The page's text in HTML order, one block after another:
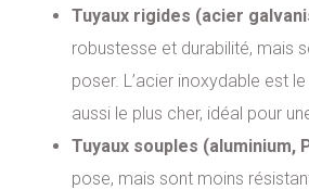
Tuyaux rigides (acier
robustesse et durabilité, mais
poser. L’acier inoxydable est
aussi le plus cher, idéal pour
Tuyaux souples (aluminium,
pose, mais sont moins